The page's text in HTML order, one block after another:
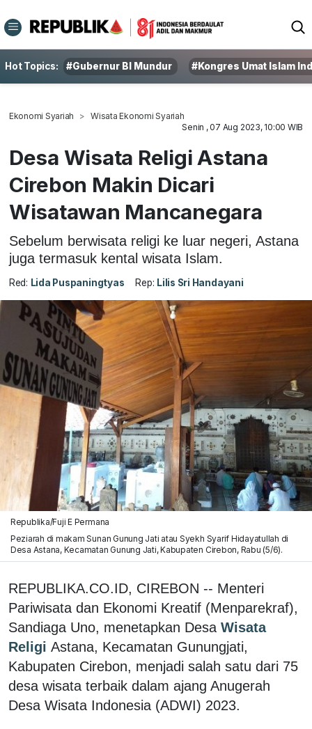
Hot Topics: #Gubernur BI Mundur #Kongres Umat Islam
Ekonomi Syariah
Wisata Ekonomi Syariah
Senin , 07 Aug 2023, 10:00 WIB
Desa Wisata Religi Astana
Cirebon Makin Dicari
Wisatawan Mancanegara
Sebelum berwisata religi ke luar negeri, Astana
juga termasuk kental wisata Islam.
Red: Lida Puspaningtyas Rep: Lilis Sri Handayani
Republika/Fuji E Permana
Peziarah di makam Sunan Gunung Jati atau Syekh Syarif Hidayatullah di
Desa Astana, Kecamatan Gunung Jati, Kabupaten Cirebon, Rabu (5/6).
REPUBLIKA.CO.ID, CIREBON -- Menteri
Pariwisata dan Ekonomi Kreatif (Menparekraf),
Sandiaga Uno, menetapkan Desa Wisata
Religi Astana, Kecamatan Gunungjati,
Kabupaten Cirebon, menjadi salah satu dari 75
desa wisata terbaik dalam ajang Anugerah
Desa Wisata Indonesia (ADWI) 2023.